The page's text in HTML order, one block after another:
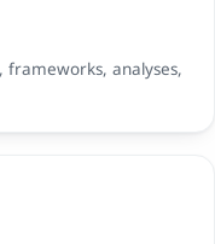
frameworks, analyses,